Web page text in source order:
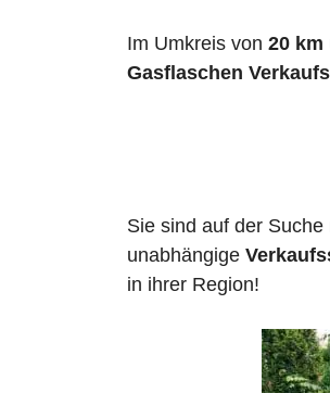
Im Umkreis von 20 km
Gasflaschen
Sie sind auf der
unabhängige
in ihrer Region!